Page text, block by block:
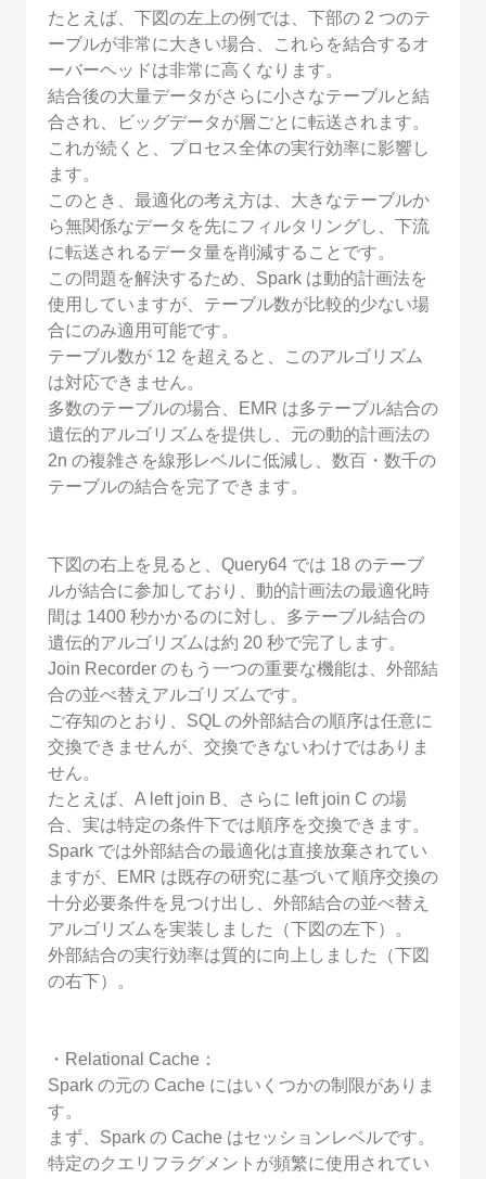
たとえば、下図の左上の例では、下部の 2 つのテ
ーブルが非常に大きい場合、これらを結合するオ
ーバーヘッドは非常に高くなります。
結合後の大量データがさらに小さなテーブルと結
合され、ビッグデータが層ごとに転送されます。
これが続くと、プロセス全体の実行効率に影響し
ます。
このとき、最適化の考え方は、大きなテーブルか
ら無関係なデータを先にフィルタリングし、下流
に転送されるデータ量を削減することです。
この問題を解決するため、Spark は動的計画法を
使用していますが、テーブル数が比較的少ない場
合にのみ適用可能です。
テーブル数が 12 を超えると、このアルゴリズム
は対応できません。
多数のテーブルの場合、EMR は多テーブル結合の
遺伝的アルゴリズムを提供し、元の動的計画法の
2n の複雑さを線形レベルに低減し、数百・数千の
テーブルの結合を完了できます。
下図の右上を見ると、Query64 では 18 のテーブ
ルが結合に参加しており、動的計画法の最適化時
間は 1400 秒かかるのに対し、多テーブル結合の
遺伝的アルゴリズムは約 20 秒で完了します。
Join Recorder のもう一つの重要な機能は、外部結
合の並べ替えアルゴリズムです。
ご存知のとおり、SQL の外部結合の順序は任意に
交換できませんが、交換できないわけではありま
せん。
たとえば、A left join B、さらに left join C の場
合、実は特定の条件下では順序を交換できます。
Spark では外部結合の最適化は直接放棄されてい
ますが、EMR は既存の研究に基づいて順序交換の
十分必要条件を見つけ出し、外部結合の並べ替え
アルゴリズムを実装しました（下図の左下）。
外部結合の実行効率は質的に向上しました（下図
の右下）。
・Relational Cache：
Spark の元の Cache にはいくつかの制限がありま
す。
まず、Spark の Cache はセッションレベルです。
特定のクエリフラグメントが頻繁に使用されてい